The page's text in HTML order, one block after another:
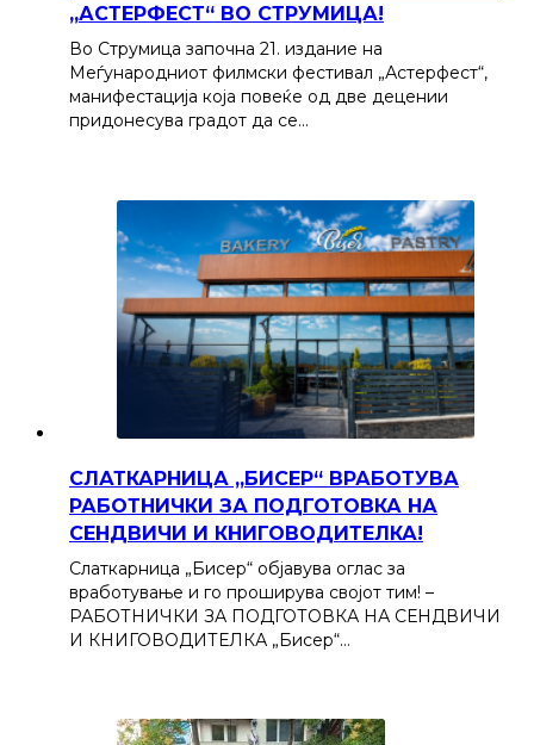
„АСТЕРФЕСТ“ ВО СТРУМИЦА!
Во Струмица започна 21. издание на
Меѓународниот филмски фестивал „Астерфест“,
манифестација која повеќе од две децении
придонесува градот да се…
СЛАТКАРНИЦА „БИСЕР“ ВРАБОТУВА
РАБОТНИЧКИ ЗА ПОДГОТОВКА НА
СЕНДВИЧИ И КНИГОВОДИТЕЛКА!
Слаткарница „Бисер“ објавува оглас за
вработување и го проширува својот тим! –
РАБОТНИЧКИ ЗА ПОДГОТОВКА НА СЕНДВИЧИ
И КНИГОВОДИТЕЛКА „Бисер“…